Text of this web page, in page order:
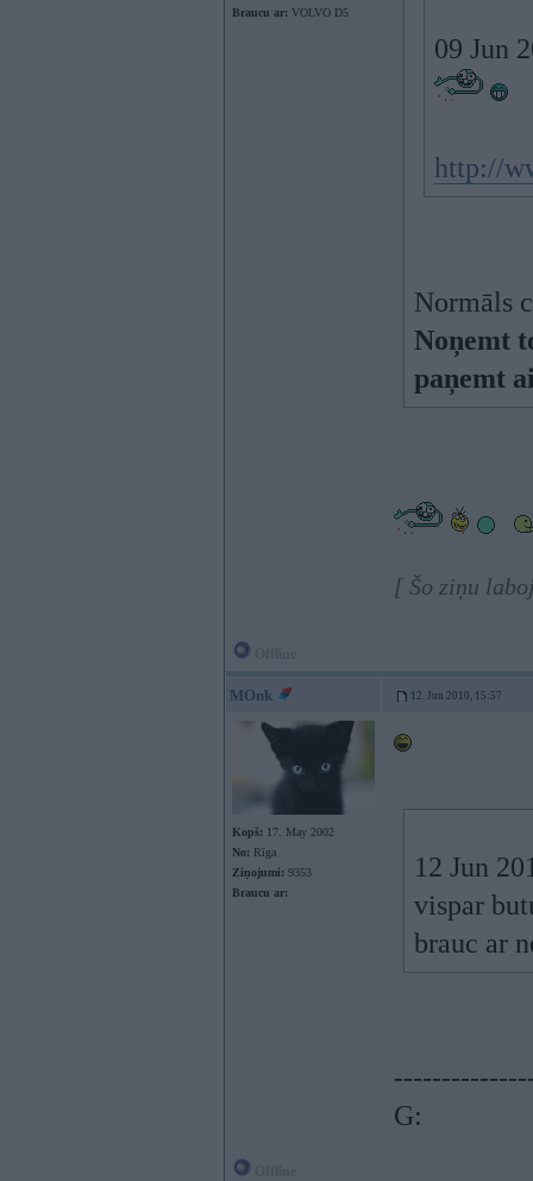
Braucu ar: VOLVO D5
09 Jun
http://
Normāls
Noņemt
paņemt
[ Šo ziņu
MOnk 12. Jun 2010, 15:57
Kopš: 17. May 2002
No: Rīga
Ziņojumi: 9353
Braucu ar:
12 Jun
vispar
brauc ar
G: